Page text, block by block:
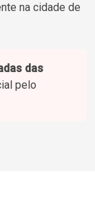
na cidade de
das
pelo